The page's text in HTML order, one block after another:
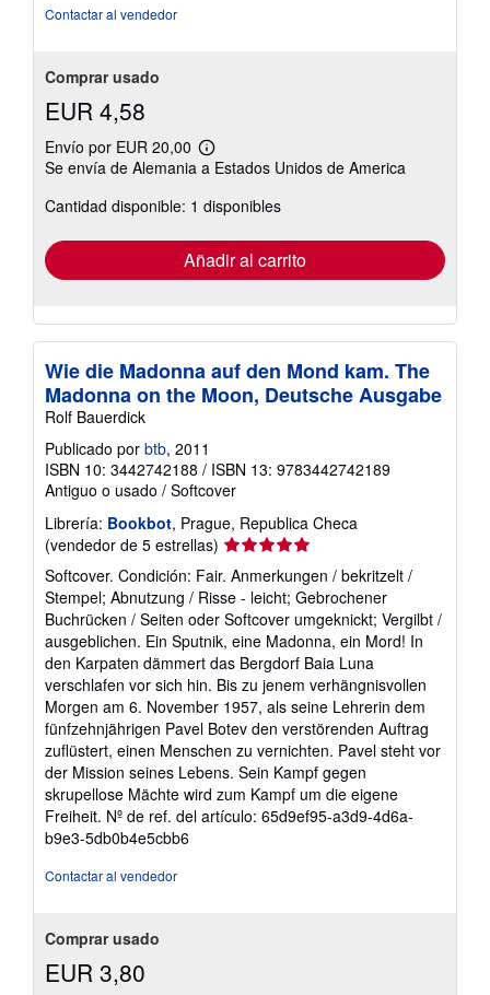
Contactar al vendedor
Comprar usado
EUR 4,58
Envío por EUR 20,00
Más
información
las
tarifas
envío
Se envía de Alemania a Estados Unidos de America
Cantidad disponible: 1 disponibles
Añadir al carrito
Wie die Madonna auf den Mond kam. The
Madonna on the Moon, Deutsche Ausgabe
Rolf Bauerdick
Publicado por btb, 2011
ISBN 10: 3442742188 / ISBN 13: 9783442742189
Antiguo o usado / Softcover
Librería: Bookbot, Prague, Republica Checa
(vendedor de 5 estrellas) Calificación
del
vendedor:
5
de
5
estrellas
Softcover. Condición: Fair. Anmerkungen / bekritzelt /
Stempel; Abnutzung / Risse - leicht; Gebrochener
Buchrücken / Seiten oder Softcover umgeknickt; Vergilbt /
ausgeblichen. Ein Sputnik, eine Madonna, ein Mord! In
den Karpaten dämmert das Bergdorf Baia Luna
verschlafen vor sich hin. Bis zu jenem verhängnisvollen
Morgen am 6. November 1957, als seine Lehrerin dem
fünfzehnjährigen Pavel Botev den verstörenden Auftrag
zuflüstert, einen Menschen zu vernichten. Pavel steht vor
der Mission seines Lebens. Sein Kampf gegen
skrupellose Mächte wird zum Kampf um die eigene
Freiheit. Nº de ref. del artículo: 65d9ef95-a3d9-4d6a-
b9e3-5db0b4e5cbb6
Contactar al vendedor
Comprar usado
EUR 3,80